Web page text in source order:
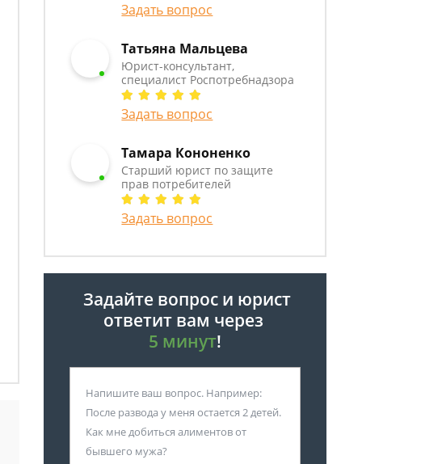
Задать вопрос
Татьяна Мальцева
Юрист-консультант,
специалист Роспотребнадзора
Задать вопрос
Тамара Кононенко
Старший юрист по защите
прав потребителей
Задать вопрос
Задайте вопрос и юрист
ответит вам через
5 минут!